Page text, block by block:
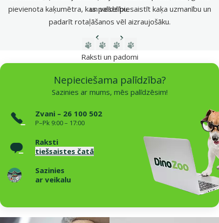
un veselību.
pievienota kaķumētra, kas palīdz piesaistīt kaķa uzmanību un
padarīt rotaļāšanos vēl aizraujošāku.
Iepriekšējā lapa
Nākamā lapa
Raksti un padomi
Nepieciešama palīdzība?
Sazinies ar mums, mēs palīdzēsim!
Zvani – 26 100 502
P–Pk 9:00 – 17:00
Raksti
tiešsaistes čatā
Sazinies
ar veikalu